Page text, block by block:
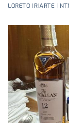
LORETO IRIARTE |